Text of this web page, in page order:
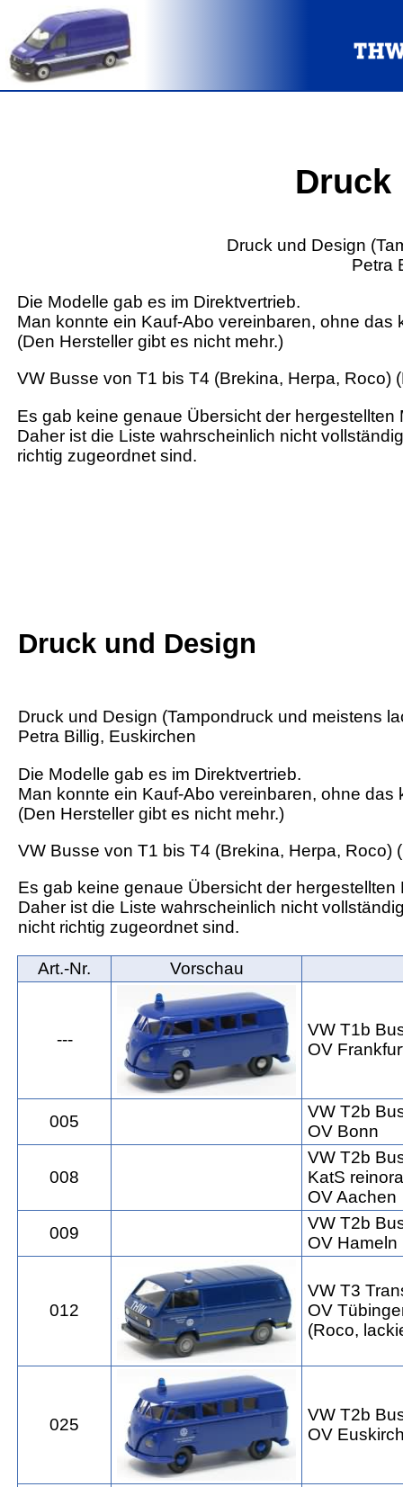
Druck
Druck und Design
Petra
Die Modelle gab es im Direktvertrieb.
Man konnte ein Kauf-Abo vereinbaren, ohne das
(Den Hersteller gibt es nicht mehr.)
VW Busse von T1 bis T4 (Brekina, Herpa, Roco)
Es gab keine genaue Übersicht der hergestellten
Daher ist die Liste wahrscheinlich nicht
richtig zugeordnet sind.
Druck und Design
Druck und Design (Tampondruck und meistens
Petra Billig, Euskirchen
Die Modelle gab es im Direktvertrieb.
Man konnte ein Kauf-Abo vereinbaren, ohne
(Den Hersteller gibt es nicht mehr.)
VW Busse von T1 bis T4 (Brekina, Herpa, Roco)
Es gab keine genaue Übersicht der hergestellten
Daher ist die Liste wahrscheinlich nicht
nicht richtig zugeordnet sind.
Art.‑Nr. Vorschau
---
VW T1b
OV
005
VW T2b
OV Bonn
008
VW T2b
KatS
OV Aachen
009
VW T2b
OV Hameln
012
VW T3
OV
(Roco,
025
VW T2b
OV